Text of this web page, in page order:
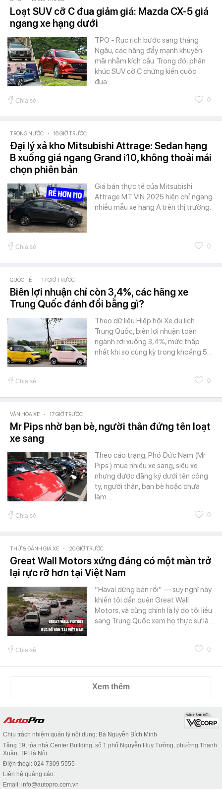
Loạt SUV cỡ C đua giảm giá: Mazda CX-5 giá
ngang xe hạng dưới
TPO - Rục rịch bước sang tháng
Ngâu, các hãng đẩy mạnh khuyến
mãi nhằm kích cầu. Trong đó, phân
khúc SUV cỡ C chứng kiến cuộc
đua…
Chia sẻ 0
TRONG NƯỚC - 16 GIỜ TRƯỚC
Đại lý xả kho Mitsubishi Attrage: Sedan hạng
B xuống giá ngang Grand i10, không thoải mái
chọn phiên bản
Giá bán thực tế của Mitsubishi
Attrage MT VIN 2025 hiện chỉ ngang
nhiều mẫu xe hạng A trên thị trường.
Chia sẻ 0
QUỐC TẾ - 17 GIỜ TRƯỚC
Biên lợi nhuận chỉ còn 3,4%, các hãng xe
Trung Quốc đánh đổi bằng gì?
Theo dữ liệu Hiệp hội Xe du lịch
Trung Quốc, biên lợi nhuận toàn
ngành rơi xuống 3,4%, mức thấp
nhất khi so cùng kỳ trong khoảng 5…
Chia sẻ 0
VĂN HÓA XE - 17 GIỜ TRƯỚC
Mr Pips nhờ bạn bè, người thân đứng tên loạt
xe sang
Theo cáo trạng, Phó Đức Nam (Mr
Pips ) mua nhiều xe sang, siêu xe
nhưng được đăng ký dưới tên công
ty, người thân, bạn bè hoặc chưa
làm…
Chia sẻ 0
THỬ & ĐÁNH GIÁ XE - 20 GIỜ TRƯỚC
Great Wall Motors xứng đáng có một màn trở
lại rực rỡ hơn tại Việt Nam
“Haval dừng bán rồi” — suy nghĩ này
khiến tôi dần quên Great Wall
Motors, và cũng chính là lý do tôi liều
sang Trung Quốc xem họ thực sự là…
Chia sẻ 0
Xem thêm
Chịu trách nhiệm quản lý nội dung: Bà Nguyễn Bích Minh
Tầng 19, tòa nhà Center Building, số 1 phố Nguyễn Huy Tưởng, phường Thanh
Xuân, TP.Hà Nội
Điện thoại: 024 7309 5555
Liên hệ quảng cáo:
Email: info@autopro.com.vn